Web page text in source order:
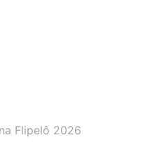
Flipelô 2026